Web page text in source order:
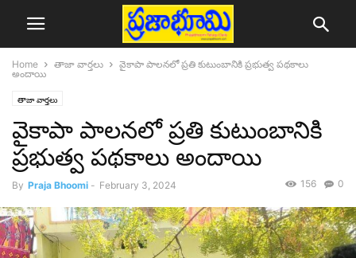
Home తాజా వార్తలు
వైకాపా పాలనలో ప్రతి కుటుంబానికి ప్రభుత్వ పథకాలు
అందాయి
తాజా వార్తలు
వైకాపా పాలనలో ప్రతి కుటుంబానికి
ప్రభుత్వ పథకాలు అందాయి
By Praja Bhoomi - February 3, 2024 0
156